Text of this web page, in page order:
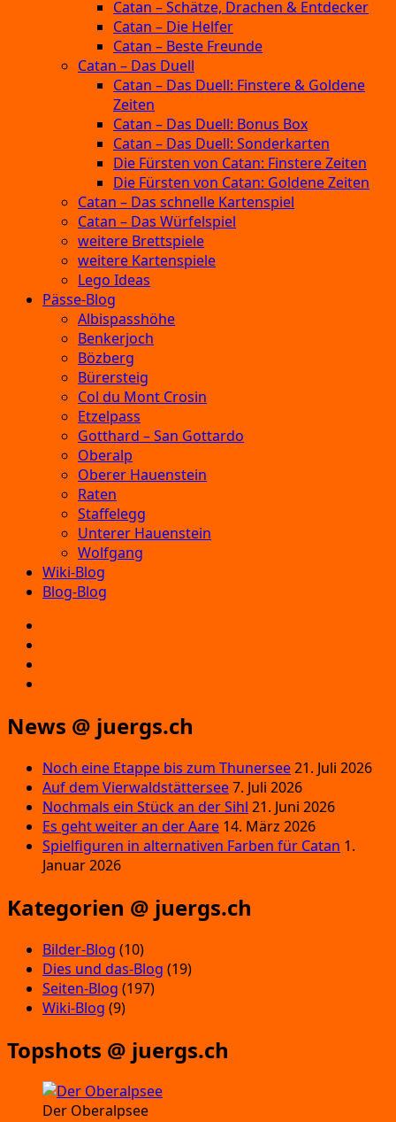
Catan – Schätze, Drachen & Entdecker
Catan – Die Helfer
Catan – Beste Freunde
Catan – Das Duell
Catan – Das Duell: Finstere & Goldene
Zeiten
Catan – Das Duell: Bonus Box
Catan – Das Duell: Sonderkarten
Die Fürsten von Catan: Finstere Zeiten
Die Fürsten von Catan: Goldene Zeiten
Catan – Das schnelle Kartenspiel
Catan – Das Würfelspiel
weitere Brettspiele
weitere Kartenspiele
Lego Ideas
Pässe-Blog
Albispasshöhe
Benkerjoch
Bözberg
Bürersteig
Col du Mont Crosin
Etzelpass
Gotthard – San Gottardo
Oberalp
Oberer Hauenstein
Raten
Staffelegg
Unterer Hauenstein
Wolfgang
Wiki-Blog
Blog-Blog
News @ juergs.ch
Noch eine Etappe bis zum Thunersee21. Juli 2026
Auf dem Vierwaldstättersee7. Juli 2026
Nochmals ein Stück an der Sihl 21. Juni 2026
Es geht weiter an der Aare 14. März 2026
Spielfiguren in alternativen Farben für Catan 1.
Januar 2026
Kategorien @ juergs.ch
Bilder-Blog (10)
Dies und das-Blog (19)
Seiten-Blog (197)
Wiki-Blog (9)
Topshots @ juergs.ch
Der Oberalpsee